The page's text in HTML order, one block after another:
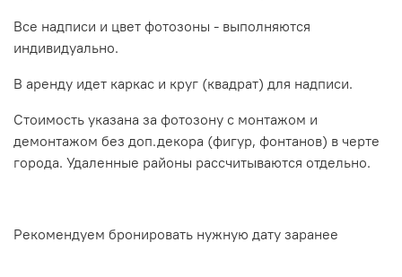
Все надписи и цвет фотозоны - выполняются
индивидуально.
В аренду идет каркас и круг (квадрат) для надписи.
Стоимость указана за фотозону с монтажом и
демонтажом без доп.декора (фигур, фонтанов) в черте
города. Удаленные районы рассчитываются отдельно.
Рекомендуем бронировать нужную дату заранее